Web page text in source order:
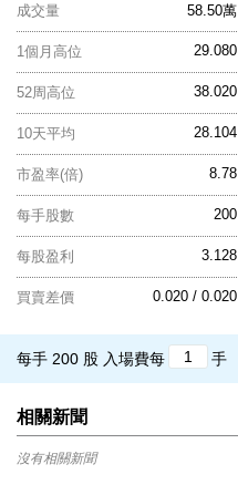
58.50萬
成交量
29.080
1個月高位
38.020
52周高位
28.104
10天平均
8.78
市盈率(倍)
200
每手股數
3.128
每股盈利
0.020 / 0.020
買賣差價
每手 200 股 入場費每 手
相關新聞
沒有相關新聞